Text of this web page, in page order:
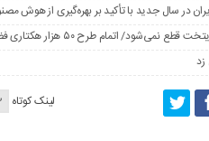
در سال جدید با تأکید بر بهره‌گیری از هوش
طرح ۵۰ هزار هکتاری فضای سبز اطراف تهران تا پایان سال
زد
لینک کوتاه